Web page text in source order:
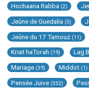
Hochaana Rabba (2)
Jeûne de Guedalia (3)
Jeûne du 17 Tamouz (11)
Kriat haTorah (19) Lag
Mariage (39) Middot (1)
Pensée Juive (332)